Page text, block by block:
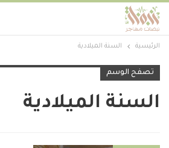
الرئيسية السنة الميلادية
تصفح الوسم
السنة الميلادية